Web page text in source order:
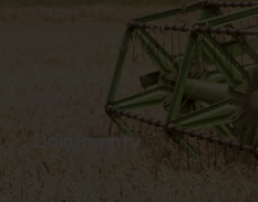
Dokumenty
Regulamin
Sklep internetowy